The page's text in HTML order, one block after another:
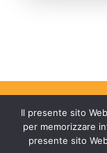
Il presente sito
per memorizzare
presente sito